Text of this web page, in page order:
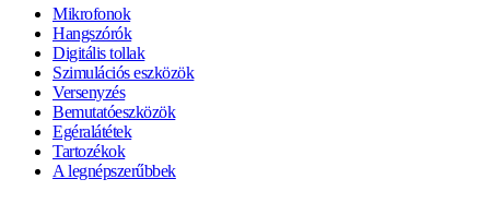
Mikrofonok
Hangszórók
Digitális tollak
Szimulációs eszközök
Versenyzés
Bemutatóeszközök
Egéralátétek
Tartozékok
A legnépszerűbbek